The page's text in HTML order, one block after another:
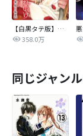
【白黒タテ版】孕むまで乱れいけ～身代わり花嫁と軍服の猛愛
358.0万
同じジャン